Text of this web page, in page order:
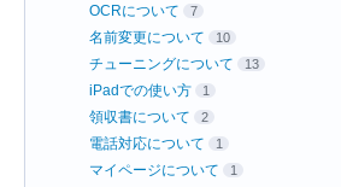
OCRについて 7
名前変更について 10
チューニングについて 13
iPadでの使い方 1
領収書について 2
電話対応について 1
マイページについて 1